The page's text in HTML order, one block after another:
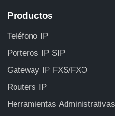
Productos
Teléfono IP
Porteros IP SIP
Gateway IP FXS/FXO
Routers IP
Herramientas Administrativas